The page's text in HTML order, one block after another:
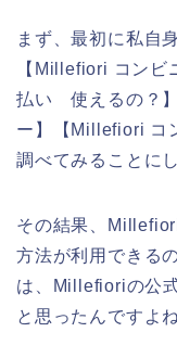
まず、最初に私自
【Millefiori コン
払い 使えるの？
ー】【Millefiori コ
調べてみることに
その結果、
方法が利用できる
は、Millefioriの公
と思ったんですよね